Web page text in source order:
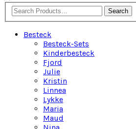
Search
Besteck
Besteck-Sets
Kinderbesteck
Fjord
Julie
Kristin
Linnea
Lykke
Maria
Maud